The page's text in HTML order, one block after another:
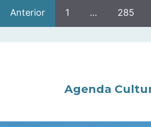
Anterior 1 … 285
Agenda